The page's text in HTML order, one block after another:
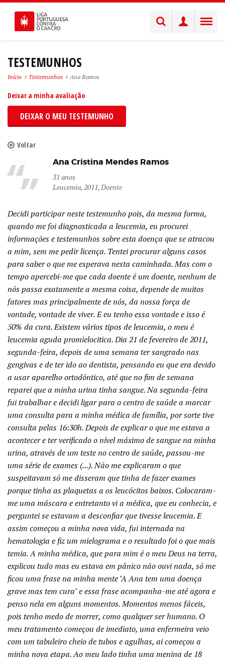
TESTEMUNHOS
Deixar a minha avaliação
DEIXAR O MEU TESTEMUNHO
Início Testemunhos Ana Ramos
Voltar
Ana Cristina Mendes Ramos
31 anos
Leucemia, 2011, Doente
Decidi participar neste testemunho pois, da mesma forma,
quando me foi diagnosticada a leucemia, eu procurei
informações e testemunhos sobre esta doença que se atracou
a mim, sem me pedir licença. Tentei procurar alguns casos
para saber o que me esperava nesta caminhada. Mas com o
tempo apercebi-me que cada doente é um doente, nenhum de
nós passa exatamente a mesma coisa, depende de muitos
fatores mas principalmente de nós, da nossa força de
vontade, vontade de viver. E eu tenho essa vontade e isso é
50% da cura. Existem vários tipos de leucemia, o meu é
leucemia aguda promielocitica. Dia 21 de fevereiro de 2011,
segunda-feira, depois de uma semana ter sangrado nas
gengivas e de ter ido ao dentista, pensando eu que era devido
a usar aparelho ortodôntico, até que no fim de semana
reparei que a minha urina tinha sangue. Na segunda-feira
fui trabalhar e decidi ligar para o centro de saúde a marcar
uma consulta para a minha médica de família, por sorte tive
consulta pelas 16:30h. Depois de explicar o que me estava a
acontecer e ter verificado o nível máximo de sangue na minha
urina, através de um teste no centro de saúde, passou-me
uma série de exames (...). Não me explicaram o que
suspeitavam só me disseram que tinha de fazer exames
porque tinha as plaquetas a os leucócitos baixos. Colocaram-
me uma máscara e entretanto vi a médica, que eu conhecia, e
perguntei se estavam a desconfiar que tivesse leucemia. E
assim começou a minha nova vida, fui internada na
hematologia e fiz um mielograma e o resultado foi o que mais
temia. A minha médica, que para mim é o meu Deus na terra,
explicou tudo mas eu estava em pânico não ouvi nada, só me
ficou uma frase na minha mente "A Ana tem uma doença
grave mas tem cura" e essa frase acompanha-me até agora e
penso nela em alguns momentos. Momentos menos fáceis,
pois tenho medo de morrer, como qualquer ser humano. O
meu tratamento começou de imediato, uma enfermeira veio
com um tabuleiro cheio de tubos e agulhas, ai começou a
minha nova etapa. Ao meu lado tinha uma menina de 18